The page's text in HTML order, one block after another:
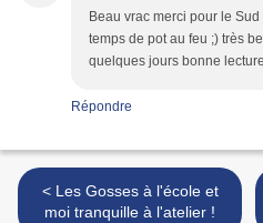
Beau vrac merci pour le
temps de pot au feu ;) très
quelques jours bonne
Répondre
< Les Gosses à l'école et
moi tranquille à l'atelier !